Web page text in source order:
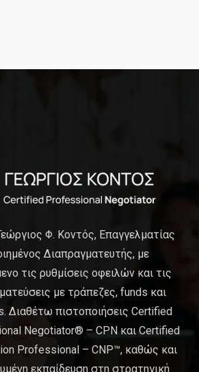
Φ. Κοντός, Επαγγελματίας
Διαπραγματευτής, με
τις ρυθμίσεις οφειλών και τις
με τράπεζες, funds και
Διαθέτω πιστοποιήσεις Certified
Negotiator® – CPN και Certified
Professional – CNP™, καθώς και
εκπαίδευση στη στρατηγική